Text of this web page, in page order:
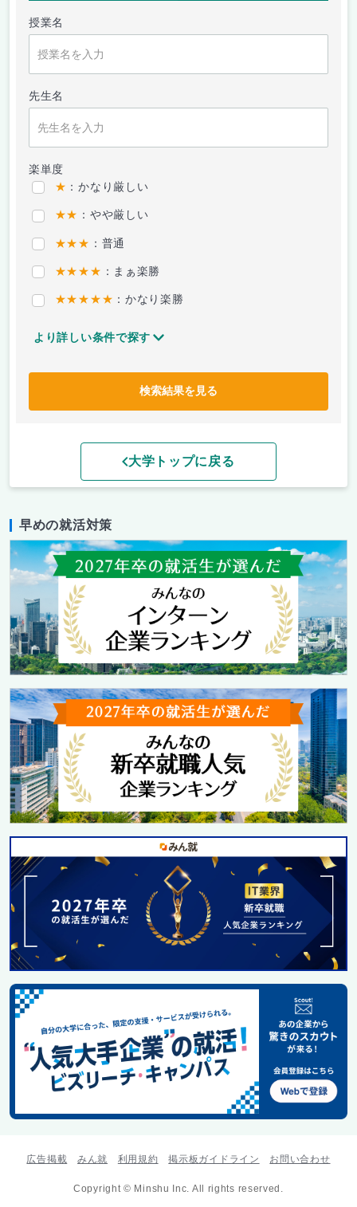
授業名
先生名
楽単度
★ ：かなり厳しい
★★ ：やや厳しい
★★★ ：普通
★★★★ ：まぁ楽勝
★★★★★ ：かなり楽勝
より詳しい条件で探す
検索結果を見る
大学トップに戻る
早めの就活対策
広告掲載 みん就 利用規約 掲示板ガイドライン お問い合わせ
Copyright © Minshu Inc. All rights reserved.